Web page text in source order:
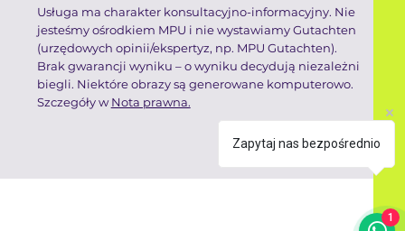
Usługa ma charakter konsultacyjno-informacyjny. Nie
jesteśmy ośrodkiem MPU i nie wystawiamy Gutachten
(urzędowych opinii/ekspertyz, np. MPU Gutachten).
Brak gwarancji wyniku – o wyniku decydują niezależni
biegli. Niektóre obrazy są generowane komputerowo.
Szczegóły wNota prawna.
Zapytaj nas bezpośrednio
1